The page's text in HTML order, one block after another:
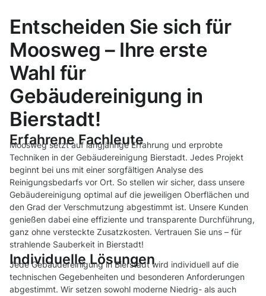
Entscheiden Sie sich für
Moosweg – Ihre erste
Wahl für
Gebäudereinigung in
Bierstadt!
Erfahrene Fachleute
Moosweg setzt auf langjährige Erfahrung und erprobte
Techniken in der Gebäudereinigung Bierstadt. Jedes Projekt
beginnt bei uns mit einer sorgfältigen Analyse des
Reinigungsbedarfs vor Ort. So stellen wir sicher, dass unsere
Gebäudereinigung optimal auf die jeweiligen Oberflächen und
den Grad der Verschmutzung abgestimmt ist. Unsere Kunden
genießen dabei eine effiziente und transparente Durchführung,
ganz ohne versteckte Zusatzkosten. Vertrauen Sie uns – für
strahlende Sauberkeit in Bierstadt!
Individuelle Lösungen
Jede Gebäudereinigung in Bierstadt wird individuell auf die
technischen Gegebenheiten und besonderen Anforderungen
abgestimmt. Wir setzen sowohl moderne Niedrig- als auch